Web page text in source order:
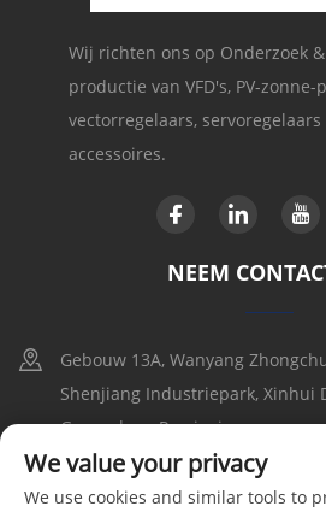
Wij richten ons op Onderzoek
productie van VFD's, PV-
vectorregelaars,
accessoires.
NEEM
Gebouw 13A, Wanyang
Shenjiang Industriepark, Xinhui
Guangdong Provincie
+86-17316086390
We value your privacy
We use cookies and similar tools to